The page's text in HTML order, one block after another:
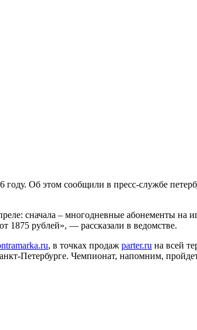
Об этом сообщили в пресс-службе
сначала – многодневные абонементы на
1875 рублей», — рассказали в ведомстве.
, в точках продаж parter.ru на всей
Петербурге. Чемпионат, напомним,